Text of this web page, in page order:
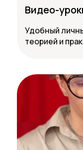
Видео-
Удобный
теорией и